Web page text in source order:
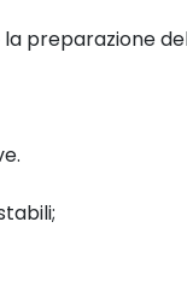
preparazione